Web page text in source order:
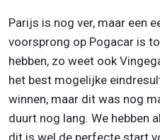
Parijs is nog ver, maar een
voorsprong op Pogacar is
hebben, zo weet ook
het best mogelijke
winnen, maar dit was nog
duurt nog lang. We hebben